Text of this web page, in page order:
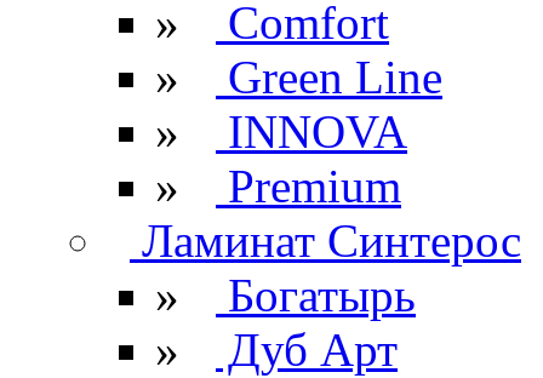
»
Comfort
»
Green Line
»
INNOVA
»
Premium
Ламинат Синтерос
»
Богатырь
»
Дуб Арт